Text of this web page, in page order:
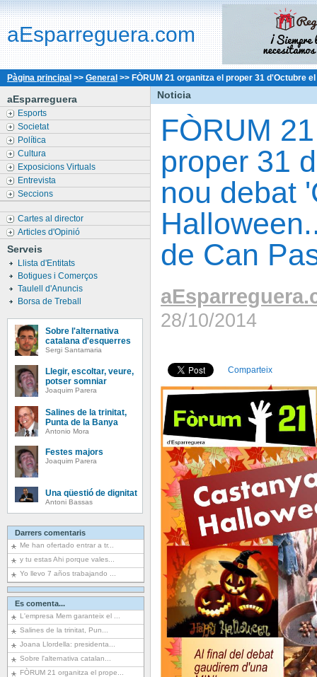
aEsparreguera.com
Pàgina principal >> General >> FÒRUM 21 organitza el proper 31 d'Octubre
aEsparreguera
Esports
Societat
Política
Cultura
Exposicions Virtuals
Entrevista
Seccions
Cartes al director
Articles d'Opinió
Serveis
Llista d'Entitats
Botigues i Comerços
Taulell d'Anuncis
Borsa de Treball
Sobre l'alternativa
catalana d'esquerres
Sergi Santamaria
Llegir, escoltar, veure,
potser somniar
Joaquim Parera
Salines de la trinitat,
Punta de la Banya
Antonio Mora
Festes majors
Joaquim Parera
Una qüestió de dignitat
Antoni Bassas
Darrers comentaris
Me han ofertado entrar a tr...
y tu estas Ahi porque vales...
Yo llevo 7 años trabajando ...
Es comenta...
L'empresa Mem garanteix el ...
Salines de la trinitat, Pun...
Joana Llordella: presidenta...
Sobre l'alternativa catalan...
FÒRUM 21 organitza el prope...
Noticia
FÒRUM
proper 31
nou debat
de Can
28/10/2014
Comparteix